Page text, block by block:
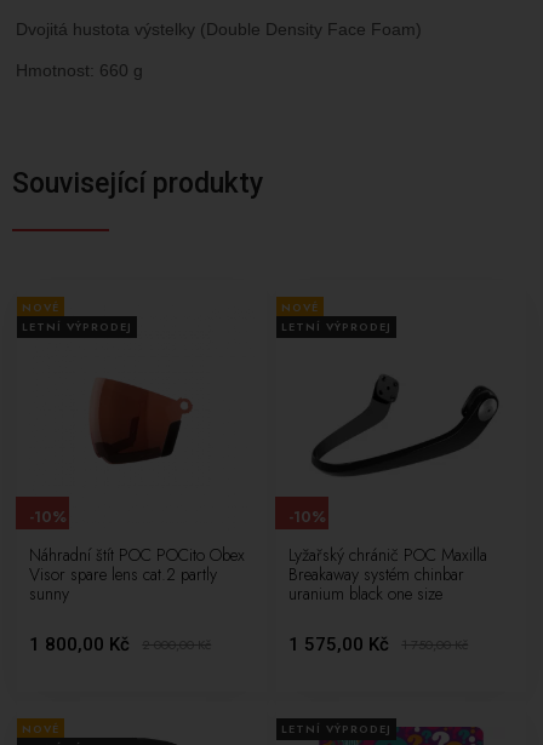
Dvojitá hustota výstelky (Double Density Face Foam)
Hmotnost: 660 g
Související produkty
NOVÉ
LETNÍ VÝPRODEJ
Náhradní štít POC POCito Obex
Visor spare lens cat.2 partly
sunny
1 800,00 Kč 2 000,00Kč
-10%
NOVÉ
LETNÍ VÝPRODEJ
Lyžařský chránič POC Maxilla
Breakaway systém chinbar
uranium black one size
1 575,00 Kč 1 750,00Kč
-10%
NOVÉ
LETNÍ VÝPRODEJ